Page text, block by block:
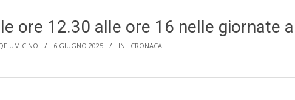
ore 12.30 alle ore 16 nelle giornate
6 GIUGNO 2025 IN: CRONACA